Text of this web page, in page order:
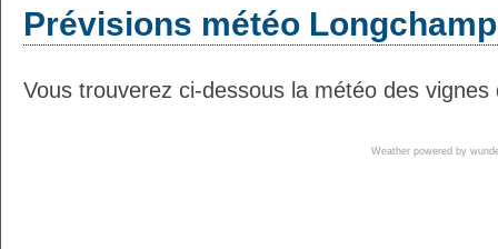
Prévisions météo
Vous trouverez ci-dessous la météo des
Weather powered by